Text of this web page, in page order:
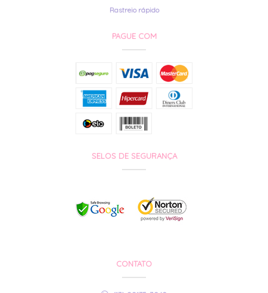
Rastreio rápido
PAGUE COM
SELOS DE SEGURANÇA
CONTATO